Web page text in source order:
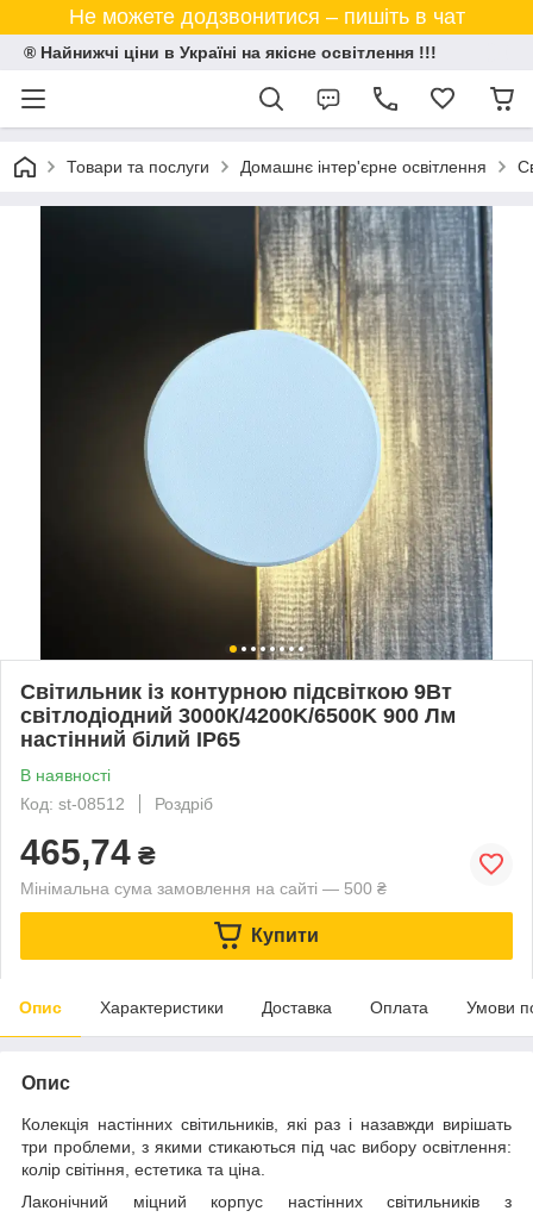
Не можете додзвонитися – пишіть в чат
® Найнижчі ціни в Україні на якісне освітлення !!!
Товари та послуги Домашнє інтер'єрне освітлення
Світильник із контурною підсвіткою 9Вт
світлодіодний 3000К/4200K/6500K 900 Лм
настінний білий IP65
В наявності
Код: st-08512
Роздріб
465,74 ₴
Мінімальна сума замовлення на сайті — 500 ₴
Купити
Опис Характеристики Доставка Оплата Умови
Опис
Колекція настінних світильників, які раз і назавжди вирішать
три проблеми, з якими стикаються під час вибору освітлення:
колір світіння, естетика та ціна.
Лаконічний міцний корпус настінних світильників з